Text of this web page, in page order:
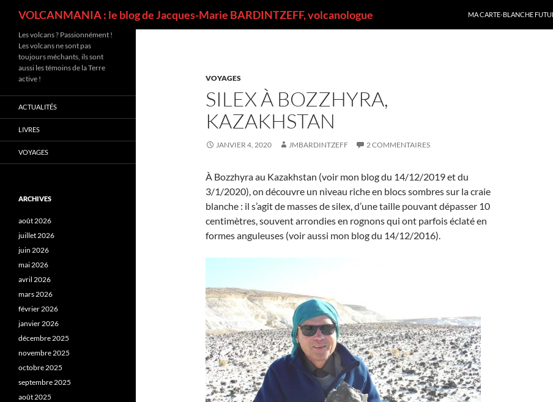
VOLCANMANIA : le blog de Jacques-Marie BARDINTZEFF, volcanologue
MA CARTE-BLANCHE
VOYAGES
SILEX À BOZZHYRA,
KAZAKHSTAN
JANVIER 4, 2020 JMBARDINTZEFF 2 COMMENTAIRES
À Bozzhyra au Kazakhstan (voir mon blog du 14/12/2019 et du
3/1/2020), on découvre un niveau riche en blocs sombres sur la craie
blanche : il s’agit de masses de silex, d’une taille pouvant dépasser 10
centimètres, souvent arrondies en rognons qui ont parfois éclaté en
formes anguleuses (voir aussi mon blog du 14/12/2016).
Les volcans ? Passionnément !
Les volcans ne sont pas
toujours méchants, ils sont
aussi les témoins de la Terre
active !
ACTUALITÉS
LIVRES
VOYAGES
ARCHIVES
août 2026
juillet 2026
juin 2026
mai 2026
avril 2026
mars 2026
février 2026
janvier 2026
décembre 2025
novembre 2025
octobre 2025
septembre 2025
août 2025